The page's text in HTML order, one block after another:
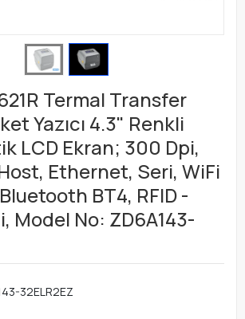
Termal Transfer
Yazıcı 4.3" Renkli
LCD Ekran; 300 Dpi,
Ethernet, Seri, WiFi
BT4, RFID -
Model No: ZD6A143-
32ELR2EZ